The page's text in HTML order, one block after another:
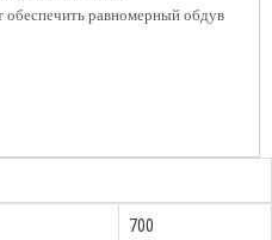
равномерный обдув
700